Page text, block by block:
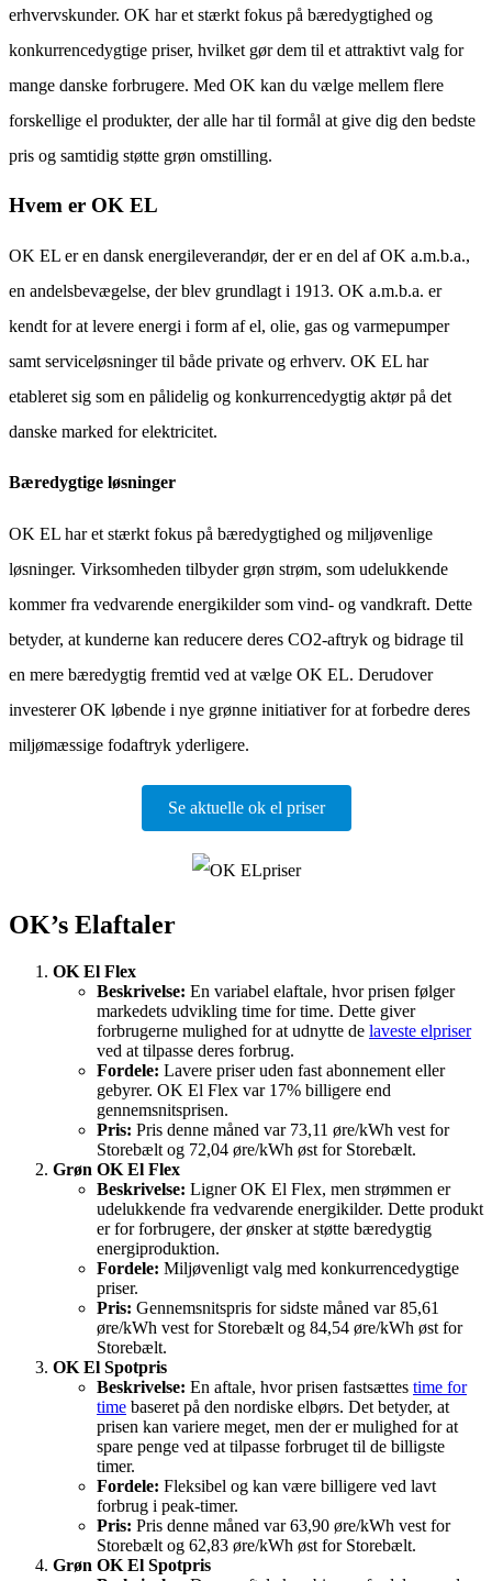
erhvervskunder. OK har et stærkt fokus på bæredygtighed og
konkurrencedygtige priser, hvilket gør dem til et attraktivt valg for
mange danske forbrugere. Med OK kan du vælge mellem flere
forskellige el produkter, der alle har til formål at give dig den bedste
pris og samtidig støtte grøn omstilling.
Hvem er OK EL
OK EL er en dansk energileverandør, der er en del af OK a.m.b.a.,
en andelsbevægelse, der blev grundlagt i 1913. OK a.m.b.a. er
kendt for at levere energi i form af el, olie, gas og varmepumper
samt serviceløsninger til både private og erhverv. OK EL har
etableret sig som en pålidelig og konkurrencedygtig aktør på det
danske marked for elektricitet.
Bæredygtige løsninger
OK EL har et stærkt fokus på bæredygtighed og miljøvenlige
løsninger. Virksomheden tilbyder grøn strøm, som udelukkende
kommer fra vedvarende energikilder som vind- og vandkraft. Dette
betyder, at kunderne kan reducere deres CO2-aftryk og bidrage til
en mere bæredygtig fremtid ved at vælge OK EL. Derudover
investerer OK løbende i nye grønne initiativer for at forbedre deres
miljømæssige fodaftryk yderligere.
Se aktuelle ok el priser
OK’s Elaftaler
OK El Flex
Beskrivelse: En variabel elaftale, hvor prisen følger
markedets udvikling time for time. Dette giver
forbrugerne mulighed for at udnytte de laveste elpriser
ved at tilpasse deres forbrug.
Fordele: Lavere priser uden fast abonnement eller
gebyrer. OK El Flex var 17% billigere end
gennemsnitsprisen.
Pris: Pris denne måned var 73,11 øre/kWh vest for
Storebælt og 72,04 øre/kWh øst for Storebælt.
Grøn OK El Flex
Beskrivelse: Ligner OK El Flex, men strømmen er
udelukkende fra vedvarende energikilder. Dette produkt
er for forbrugere, der ønsker at støtte bæredygtig
energiproduktion.
Fordele: Miljøvenligt valg med konkurrencedygtige
priser.
Pris: Gennemsnitspris for sidste måned var 85,61
øre/kWh vest for Storebælt og 84,54 øre/kWh øst for
Storebælt.
OK El Spotpris
Beskrivelse: En aftale, hvor prisen fastsættes time for
time baseret på den nordiske elbørs. Det betyder, at
prisen kan variere meget, men der er mulighed for at
spare penge ved at tilpasse forbruget til de billigste
timer.
Fordele: Fleksibel og kan være billigere ved lavt
forbrug i peak-timer.
Pris: Pris denne måned var 63,90 øre/kWh vest for
Storebælt og 62,83 øre/kWh øst for Storebælt.
Grøn OK El Spotpris